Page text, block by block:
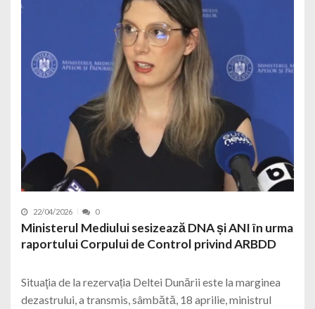
22/04/2026 0
Ministerul Mediului sesizează DNA și ANI în urma
raportului Corpului de Control privind ARBDD
Situaţia de la rezervația Deltei Dunării este la marginea
dezastrului, a transmis, sâmbătă, 18 aprilie, ministrul